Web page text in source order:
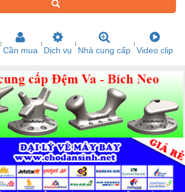
Cần mua Dịch vụ Nhà cung cấp Video clip